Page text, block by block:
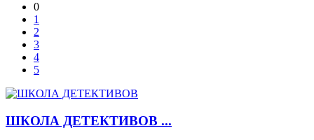
0
1
2
3
4
5
ШКОЛА ДЕТЕКТИВОВ ...